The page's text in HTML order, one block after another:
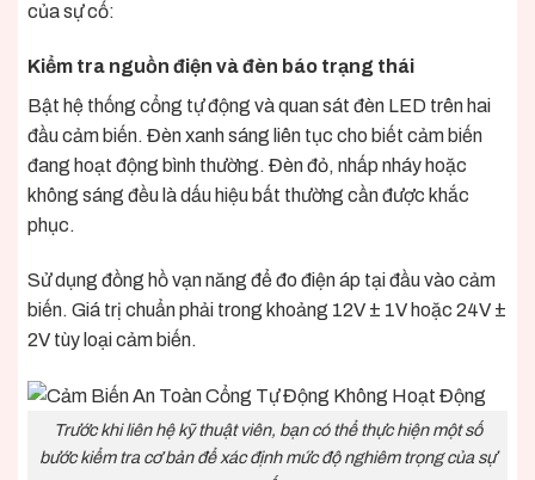
của sự cố:
Kiểm tra nguồn điện và đèn báo trạng thái
Bật hệ thống cổng tự động và quan sát đèn LED trên hai
đầu cảm biến. Đèn xanh sáng liên tục cho biết cảm biến
đang hoạt động bình thường. Đèn đỏ, nhấp nháy hoặc
không sáng đều là dấu hiệu bất thường cần được khắc
phục.
Sử dụng đồng hồ vạn năng để đo điện áp tại đầu vào cảm
biến. Giá trị chuẩn phải trong khoảng 12V ± 1V hoặc 24V ±
2V tùy loại cảm biến.
Trước khi liên hệ kỹ thuật viên, bạn có thể thực hiện một số
bước kiểm tra cơ bản để xác định mức độ nghiêm trọng của sự